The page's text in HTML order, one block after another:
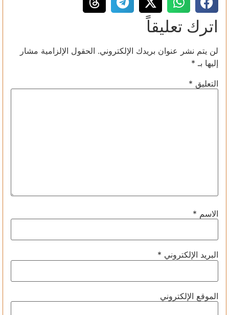
اترك تعليقاً
لن يتم نشر عنوان بريدك الإلكتروني. الحقول الإلزامية مشار
إليها بـ *
التعليق *
الاسم *
البريد الإلكتروني *
الموقع الإلكتروني